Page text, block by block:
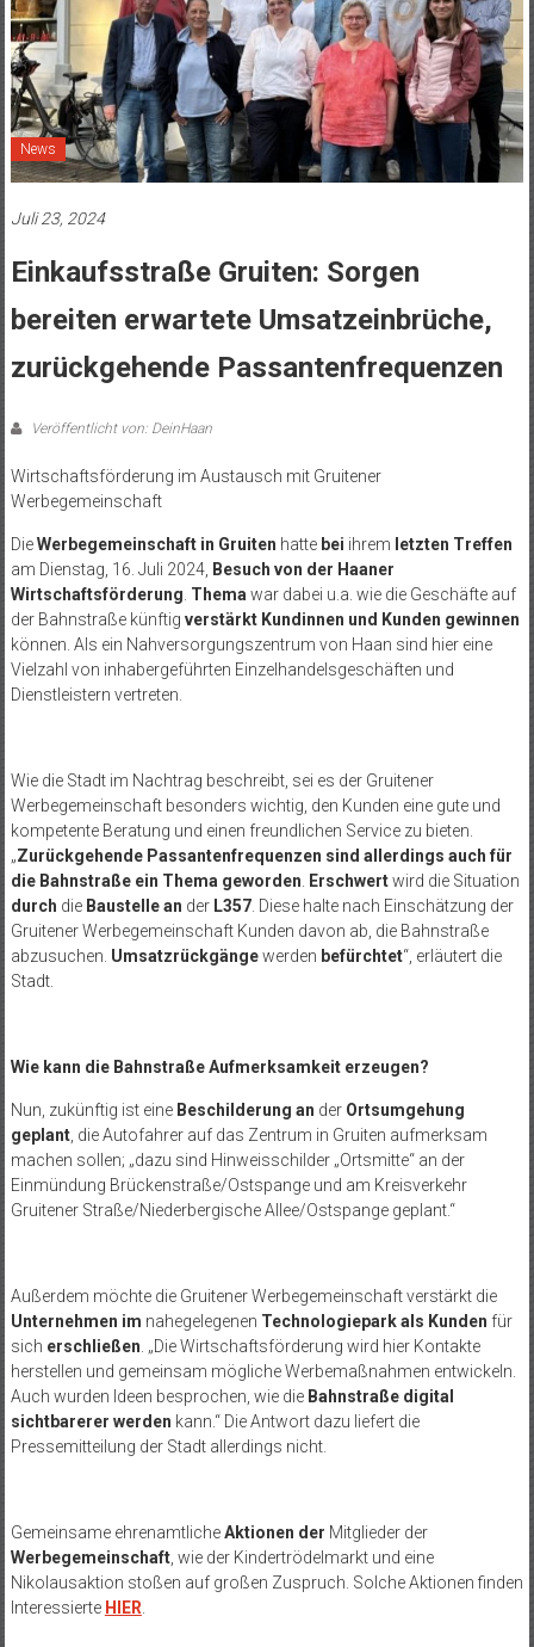
News
Juli 23, 2024
Einkaufsstraße Gruiten: Sorgen
bereiten erwartete Umsatzeinbrüche,
zurückgehende Passantenfrequenzen
Veröffentlicht von: DeinHaan
Wirtschaftsförderung im Austausch mit Gruitener
Werbegemeinschaft
DieWerbegemeinschaft in Gruiten hatte bei ihrem letzten Treffen
am Dienstag, 16. Juli 2024, Besuch von der Haaner
Wirtschaftsförderung Thema war dabei u.a. wie die Geschäfte auf
der Bahnstraße künftig verstärkt Kundinnen und Kunden gewinnen
können. Als ein Nahversorgungszentrum von Haan sind hier eine
Vielzahl von inhabergeführten Einzelhandelsgeschäften und
Dienstleistern vertreten.
Wie die Stadt im Nachtrag beschreibt, sei es der Gruitener
Werbegemeinschaft besonders wichtig, den Kunden eine gute und
kompetente Beratung und einen freundlichen Service zu bieten.
„Zurückgehende Passantenfrequenzen sind allerdings auch für
die Bahnstraße ein Thema geworden
Erschwertwird die Situation
durch die Baustelle an der L357. Diese halte nach Einschätzung der
Gruitener Werbegemeinschaft Kunden davon ab, die Bahnstraße
abzusuchen. Umsatzrückgängewerden befürchtet“, erläutert die
Stadt.
Wie kann die Bahnstraße Aufmerksamkeit erzeugen?
Nun, zukünftig ist eine Beschilderung an der Ortsumgehung
geplant, die Autofahrer auf das Zentrum in Gruiten aufmerksam
machen sollen; „dazu sind Hinweisschilder „Ortsmitte“ an der
Einmündung Brückenstraße/Ostspange und am Kreisverkehr
Gruitener Straße/Niederbergische Allee/Ostspange geplant.“
Außerdem möchte die Gruitener Werbegemeinschaft verstärkt die
Unternehmen im nahegelegenen Technologiepark als Kunden für
sich erschließen . „Die Wirtschaftsförderung wird hier Kontakte
herstellen und gemeinsam mögliche Werbemaßnahmen entwickeln.
Auch wurden Ideen besprochen, wie die Bahnstraße digital
sichtbarerer werden kann.“ Die Antwort dazu liefert die
Pressemitteilung der Stadt allerdings nicht.
Gemeinsame ehrenamtlicheAktionen der Mitglieder der
Werbegemeinschaft, wie der Kindertrödelmarkt und eine
Nikolausaktion stoßen auf großen Zuspruch. Solche Aktionen finden
Interessierte HIER